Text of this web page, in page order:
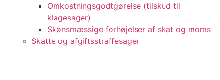
Omkostningsgodtgørelse (tilskud til
klagesager)
Skønsmæssige forhøjelser af skat og moms
Skatte og afgiftsstraffesager